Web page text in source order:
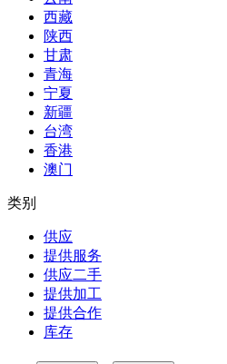
西藏
陕西
甘肃
青海
宁夏
新疆
台湾
香港
澳门
类别
供应
提供服务
供应二手
提供加工
提供合作
库存